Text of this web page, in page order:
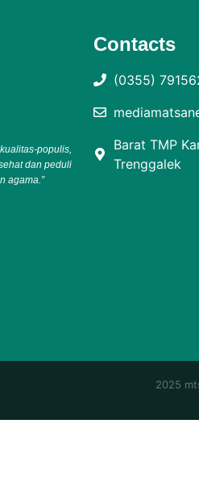
populis,
dan peduli
agama.”
Contacts
(0355)
Barat TMP
Trenggalek
2025